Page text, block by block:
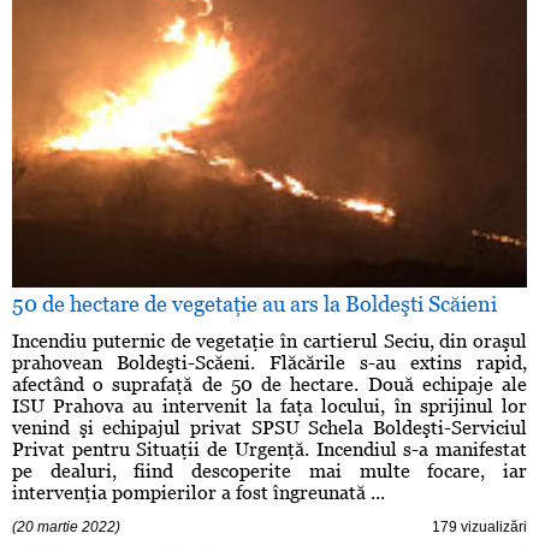
50 de hectare de vegetaţie au ars la Boldeşti Scăieni
Incendiu puternic de vegetaţie în cartierul Seciu, din oraşul
prahovean Boldeşti-Scăeni. Flăcările s-au extins rapid,
afectând o suprafaţă de 50 de hectare. Două echipaje ale
ISU Prahova au intervenit la faţa locului, în sprijinul lor
venind şi echipajul privat SPSU Schela Boldeşti-Serviciul
Privat pentru Situaţii de Urgenţă. Incendiul s-a manifestat
pe dealuri, fiind descoperite mai multe focare, iar
intervenţia pompierilor a fost îngreunată ...
(20 martie 2022) 179 vizualizări